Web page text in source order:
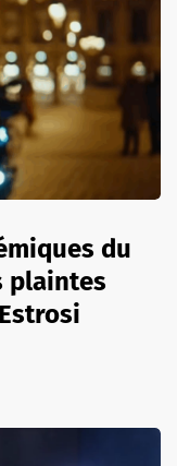
du
plaintes